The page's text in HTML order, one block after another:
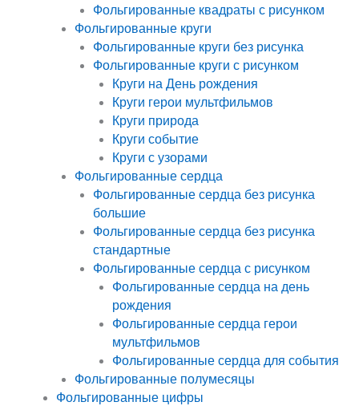
Фольгированные квадраты с рисунком
Фольгированные круги
Фольгированные круги без рисунка
Фольгированные круги с рисунком
Круги на День рождения
Круги герои мультфильмов
Круги природа
Круги событие
Круги с узорами
Фольгированные сердца
Фольгированные сердца без рисунка
большие
Фольгированные сердца без рисунка
стандартные
Фольгированные сердца с рисунком
Фольгированные сердца на день
рождения
Фольгированные сердца герои
мультфильмов
Фольгированные сердца для события
Фольгированные полумесяцы
Фольгированные цифры